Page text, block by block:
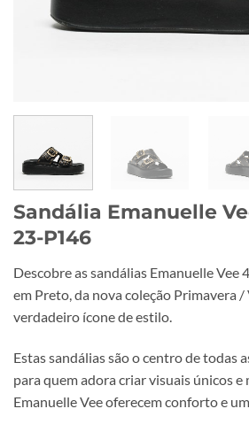
Sandália Emanuelle
23-P146
Descobre as sandálias Emanuelle
em Preto, da nova coleção Primavera
verdadeiro ícone de estilo.
Estas sandálias são o centro de todas
para quem adora criar visuais únicos e
Emanuelle Vee oferecem conforto e